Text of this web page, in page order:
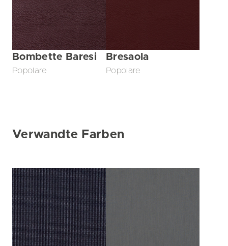
Bombette Baresi
Popolare
Bresaola
Popolare
Verwandte Farben